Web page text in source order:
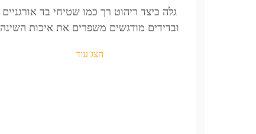
גלה כיצד ריהוט רך כמו שטיחי בד אורגניים
ובדידים מודגשים משפרים את איכות השינה
בתוך חדר השינה שלך עוד היום.
הצג עוד